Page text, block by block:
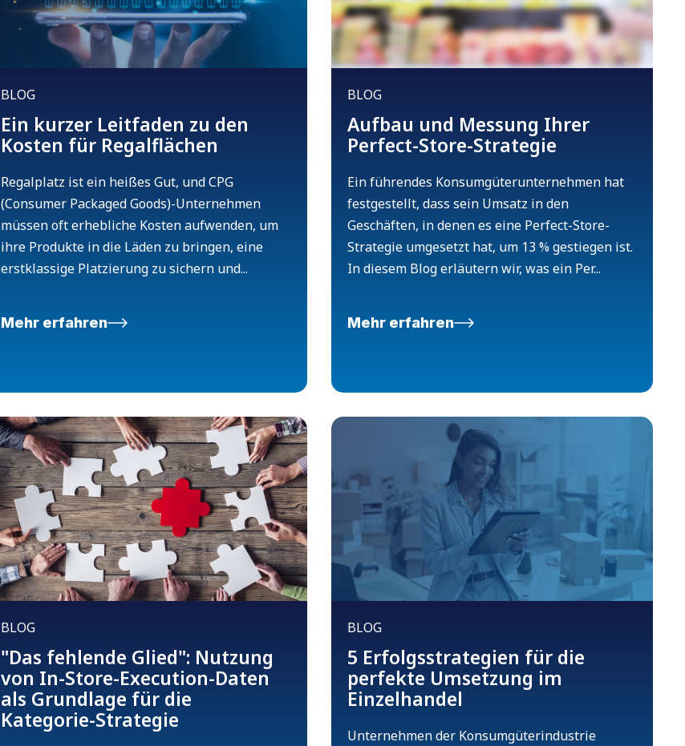
BLOG
Ein kurzer Leitfaden zu den
Kosten für Regalflächen
Regalplatz ist ein heißes Gut, und CPG
(Consumer Packaged Goods)-Unternehmen
müssen oft erhebliche Kosten aufwenden, um
ihre Produkte in die Läden zu bringen, eine
erstklassige Platzierung zu sichern und...
Mehr erfahren
BLOG
Aufbau und Messung Ihrer
Perfect-Store-Strategie
Ein führendes Konsumgüterunternehmen hat
festgestellt, dass sein Umsatz in den
Geschäften, in denen es eine Perfect-Store-
Strategie umgesetzt hat, um 13 % gestiegen ist.
In diesem Blog erläutern wir, was ein Per...
Mehr erfahren
BLOG
"Das fehlende Glied": Nutzung
von In-Store-Execution-Daten
als Grundlage für die
Kategorie-Strategie
BLOG
5 Erfolgsstrategien für die
perfekte Umsetzung im
Einzelhandel
Unternehmen der Konsumgüterindustrie